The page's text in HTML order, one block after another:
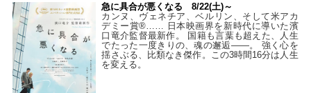
急に具合が悪くなる 8/22(土)～
カンヌ、ヴェネチア、ベルリン、そして米アカ
デミー賞®…… 日本映画界を新時代に導いた濱
口竜介監督最新作。 国籍も言葉も超えた、人生
でたった一度きりの、魂の邂逅――。 強く心を
揺さぶる、比類なき傑作。この3時間16分は人生
を変える。